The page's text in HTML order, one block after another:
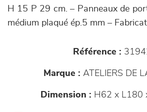
H 15 P 29 cm. – Panneaux de
médium plaqué ép.5 mm –
Référence :
Marque : ATELIERS DE
Dimension : H62 x L180